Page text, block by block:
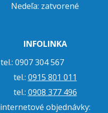
Nedeľa: zatvorené
INFOLINKA
tel.: 0907 304 567
tel.: 0915 801 011
tel.: 0908 377 496
internetové objednávky: